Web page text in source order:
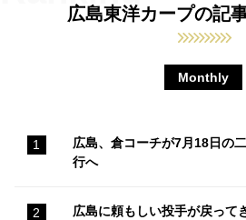
広島東洋カープの記
Monthly
広島、倉コーチが7月18日の
行へ
広島に頼もしい投手が戻って